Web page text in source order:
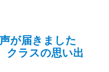
が届きました
クラスの思い出